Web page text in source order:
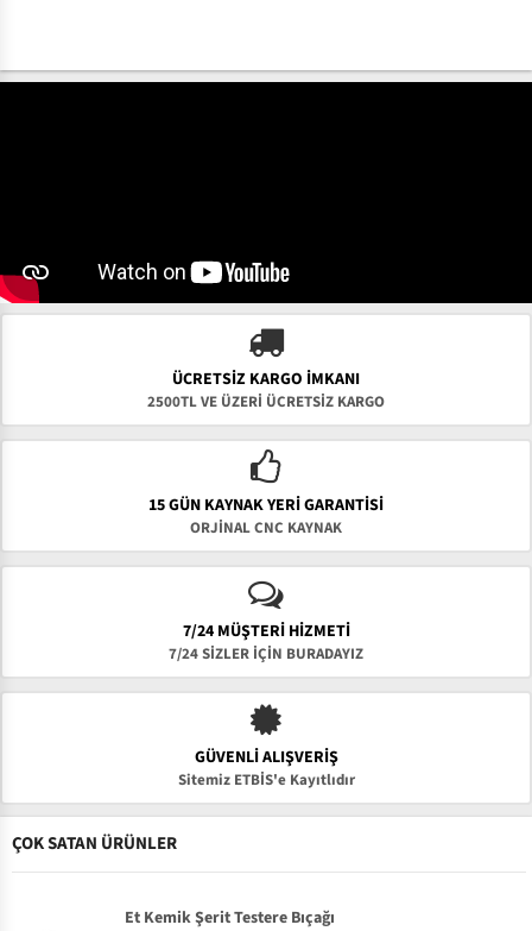
ÜCRETSIZ KARGO İMKANI
2500TL VE ÜZERİ ÜCRETSİZ KARGO
15 GÜN KAYNAK YERI GARANTISI
ORJİNAL CNC KAYNAK
7/24 MÜŞTERİ HİZMETİ
7/24 SİZLER İÇİN BURADAYIZ
GÜVENLI ALIŞVERIŞ
Sitemiz ETBİS'e Kayıtlıdır
ÇOK SATAN ÜRÜNLER
Et Kemik Şerit Testere Bıçağı